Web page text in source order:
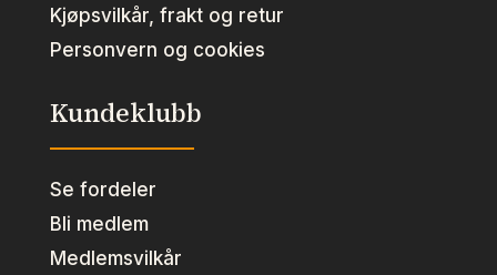
Kjøpsvilkår, frakt og retur
Personvern og cookies
Kundeklubb
Se fordeler
Bli medlem
Medlemsvilkår